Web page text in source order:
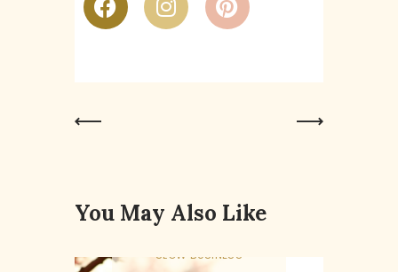
You May Also Like
SLOW BUSINESS